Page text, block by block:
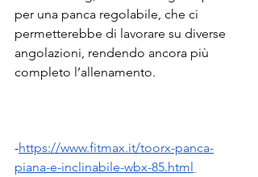
per una panca regolabile, che ci
permetterebbe di lavorare su diverse
angolazioni, rendendo ancora più
completo l’allenamento.
-https://www.fitmax.it/toorx-panca-
piana-e-inclinabile-wbx-85.html